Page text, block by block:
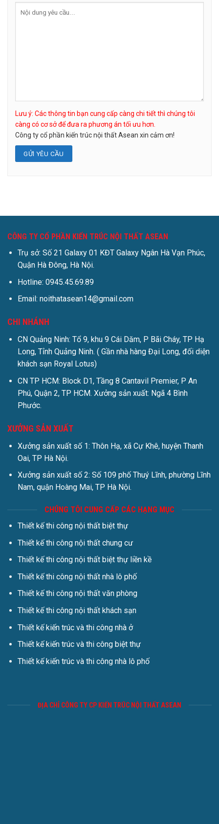
Lưu ý: Các thông tin bạn cung cấp càng chi tiết thì chúng tôi
càng có cơ sở để đưa ra phương án tối ưu hơn.
Công ty cổ phần kiến trúc nội thất Asean xin cảm ơn!
CÔNG TY CỔ PHẦN KIẾN TRÚC NỘI THẤT ASEAN
Trụ sở: Số 21 Galaxy 01 KĐT Galaxy Ngân Hà Vạn Phúc,
Quận Hà Đông, Hà Nội.
Hotline: 0945.45.69.89
Email: noithatasean14@gmail.com
CHI NHÁNH
CN Quảng Ninh: Tổ 9, khu 9 Cái Dăm, P Bãi Cháy, TP Hạ
Long, Tỉnh Quảng Ninh. ( Gần nhà hàng Đại Long, đối diện
khách sạn Royal Lotus)
CN TP HCM: Block D1, Tầng 8 Cantavil Premier, P An
Phú, Quận 2, TP HCM. Xưởng sản xuất: Ngã 4 Bình
Phước.
XƯỞNG SẢN XUẤT
Xưởng sản xuất số 1: Thôn Hạ, xã Cự Khê, huyện Thanh
Oai, TP Hà Nội.
Xưởng sản xuất số 2: Số 109 phố Thuý Lĩnh, phường Lĩnh
Nam, quận Hoàng Mai, TP Hà Nội.
CHÚNG TÔI CUNG CẤP CÁC HẠNG MỤC
Thiết kế thi công nội thất biệt thự
Thiết kế thi công nội thất chung cư
Thiết kế thi công nội thất biệt thự liền kề
Thiết kế thi công nội thất nhà lô phố
Thiết kế thi công nội thất văn phòng
Thiết kế thi công nội thất khách sạn
Thiết kế kiến trúc và thi công nhà ở
Thiết kế kiến trúc và thi công biệt thự
Thiết kế kiến trúc và thi công nhà lô phố
ĐỊA CHỈ CÔNG TY CP KIẾN TRÚC NỘI THẤT ASEAN